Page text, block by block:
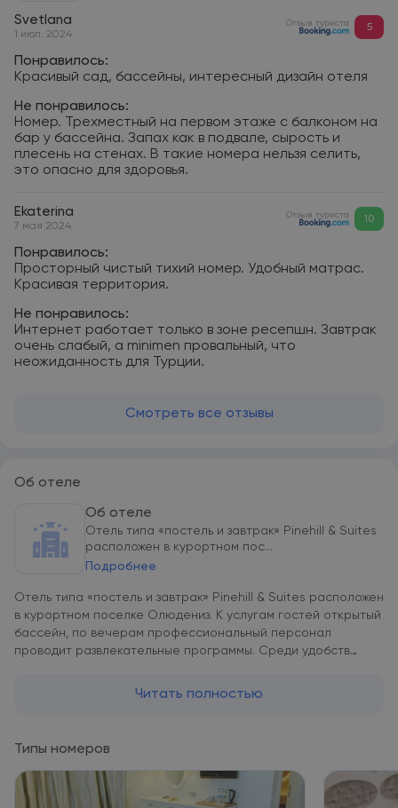
Svetlana
1 июл. 2024
Отзыв туриста 5
Понравилось:
Красивый сад, бассейны, интересный дизайн отеля
Не понравилось:
Номер. Трехместный на первом этаже с балконом на
бар у бассейна. Запах как в подвале, сырость и
плесень на стенах. В такие номера нельзя селить,
это опасно для здоровья.
Ekaterina
7 мая 2024
Отзыв туриста 10
Понравилось:
Просторный чистый тихий номер. Удобный матрас.
Красивая территория.
Не понравилось:
Интернет работает только в зоне ресепшн. Завтрак
очень слабый, а minimen провальный, что
неожиданность для Турции.
Смотреть все отзывы
Об отеле
Об отеле
Отель типа «постель и завтрак» Pinehill & Suites
расположен в курортном пос...
Подробнее
Отель типа «постель и завтрак» Pinehill & Suites расположен
в курортном поселке Олюдениз. К услугам гостей открытый
бассейн, по вечерам профессиональный персонал
проводит развлекательные программы. Среди удобств
круглосуточная стойка регистрации. Звукоизолированные
душем укомплектована феном. В некоторых номерах
обустроена хорошо оборудованная мини-кухня, а из их
окон открывается вид на бассейн и сад. За
Читать полностью
Типы номеров